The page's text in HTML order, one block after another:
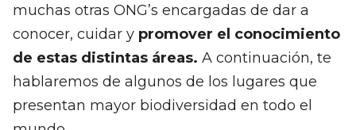
muchas otras ONG’s encargadas de dar a
conocer, cuidar y promover el conocimiento
de estas distintas áreas. A continuación, te
hablaremos de algunos de los lugares que
presentan mayor biodiversidad en todo el